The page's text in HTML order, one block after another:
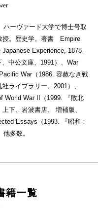
ハーヴァード大学で博士号取
授。歴史学。著書 Empire
Experience, 1878-
中公文庫、1991）、War
War（1986. 容赦なき戦
ライブラリー、2001）、
World War II（1999. 『敗北
下、岩波書店、 増補版、
Essays（1993. 『昭和：
多数。
籍一覧